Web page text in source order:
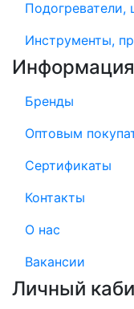
Подогреватели,
Инструменты,
Информация
Бренды
Оптовым
Сертификаты
Контакты
О нас
Вакансии
Личный